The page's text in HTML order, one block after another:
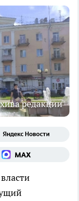
редакции